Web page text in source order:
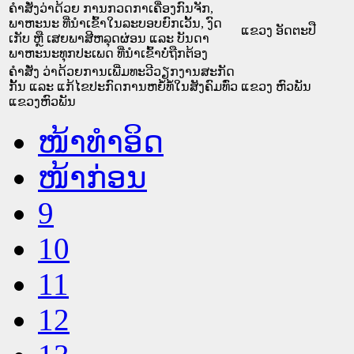
ຄຳສັ່ງວ່າດ້ວຍ ການກວດກາເຄື່ອງກົນຈັກ,
ພາຫະນະ ທີ່ນຳເຂົ້າໃນລະບອບຍົກເວັ້ນ, ງົດ
ເກັບ ຫຼື ເສຍພາສີຫລຸດຜ່ອນ ແລະ ບັນດາ
ພາຫະນະທຸກປະເພດ ທີ່ນຳເຂົ້າບໍ່ຖືກຕ້ອງ
ແຂວງ ອັດຕະປື
ຄຳສັ່ງ ວ່າດ້ວຍການເພີ່ມທະວີວຽກງານສະກັດ
ກັ້ນ ແລະ ແກ້ໄຂປະກົດການຫຍໍ້ທໍ້ໃນສັງຄົມທົ່ວ
ແຂວງຫົວພັນ
ແຂວງ ຫົວພັນ
ໜ້າທໍາອິດ
ໜ້າກ່ອນ
9
10
11
12